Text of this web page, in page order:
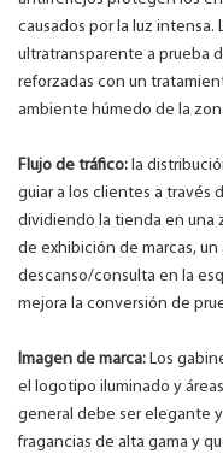
causados ​​por la luz
ultratransparente a prueba
reforzadas con un
ambiente húmedo de la
Flujo de tráfico: la
guiar a los clientes a través
dividiendo la tienda en una
de exhibición de marcas,
descanso/consulta en la
mejora la conversión de
Imagen de marca: Los
el logotipo iluminado y
general debe ser elegante
fragancias de alta gama y